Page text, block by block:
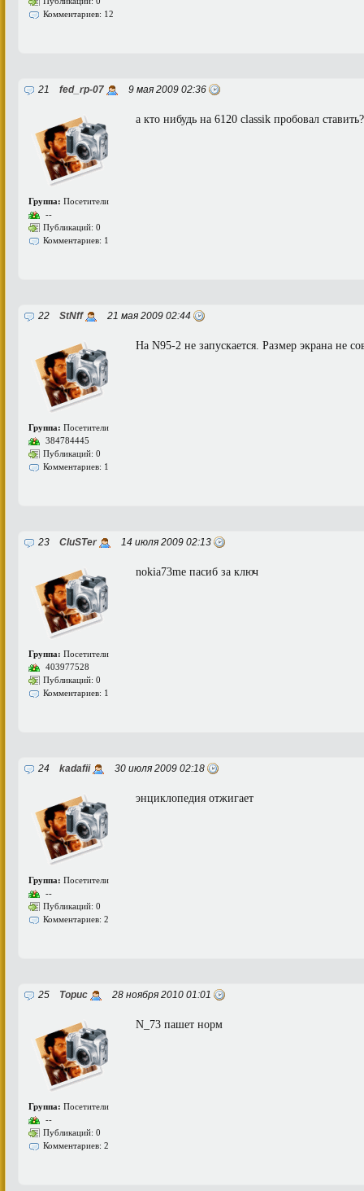
Комментариев: 12
21 fed_rp-07 9 мая 2009 02:36
Группа: Посетители
--
Публикаций: 0
Комментариев: 1
а кто нибудь на 6120 classik пробовал
22 StNff 21 мая 2009 02:44
Группа: Посетители
384784445
Публикаций: 0
Комментариев: 1
На N95-2 не запускается. Размер экрана не
23 CluSTer 14 июля 2009 02:13
Группа: Посетители
403977528
Публикаций: 0
Комментариев: 1
nokia73me пасиб за ключ
24 kadafii 30 июля 2009 02:18
Группа: Посетители
--
Публикаций: 0
Комментариев: 2
энциклопедия отжигает
25 Торис 28 ноября 2010 01:01
Группа: Посетители
--
Публикаций: 0
Комментариев: 2
N_73 пашет норм